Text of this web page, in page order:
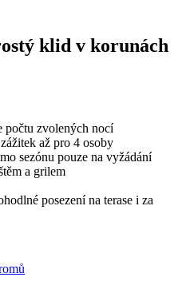
klid v korunách
počtu zvolených nocí
až pro 4 osoby
sezónu pouze na vyžádání
a grilem
posezení na terase i za